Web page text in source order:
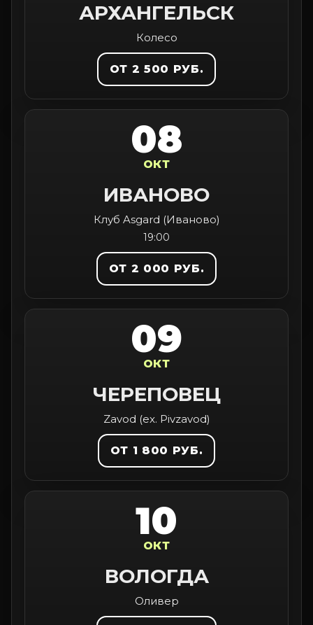
АРХАНГЕЛЬСК
Колесо
ОТ 2 500 РУБ.
08
ОКТ
ИВАНОВО
Клуб Asgard (Иваново)
19:00
ОТ 2 000 РУБ.
09
ОКТ
ЧЕРЕПОВЕЦ
Zavod (ex. Pivzavod)
ОТ 1 800 РУБ.
10
ОКТ
ВОЛОГДА
Оливер